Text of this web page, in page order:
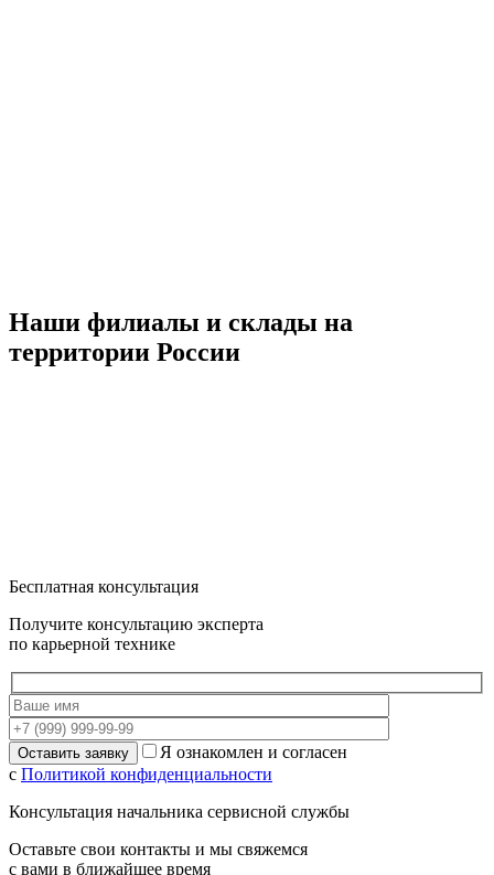
Наши филиалы и склады на
территории России
Бесплатная консультация
Получите консультацию эксперта
по карьерной технике
Я ознакомлен и согласен
с Политикой конфиденциальности
Консультация начальника сервисной службы
Оставьте свои контакты и мы свяжемся
с вами в ближайшее время